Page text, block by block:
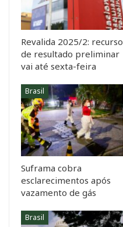
Revalida 2025/2: recurso
de resultado preliminar
vai até sexta-feira
Brasil
Suframa cobra
esclarecimentos após
vazamento de gás
Brasil